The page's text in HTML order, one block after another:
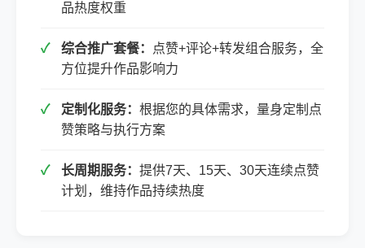
品热度权重
综合推广套餐：
点赞+评论+转发组合服务，全
方位提升作品影响力
定制化服务： 根据您的具体需求，量身定制点
赞策略与执行方案
长周期服务： 提供7天、15天、30天连续点赞
计划，维持作品持续热度